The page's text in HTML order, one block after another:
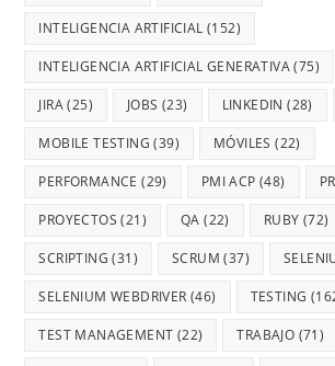
INTELIGENCIA ARTIFICIAL (152)
INTELIGENCIA ARTIFICIAL GENERATIVA(75)
JIRA(25) JOBS (23) LINKEDIN (28)
MOBILE TESTING (39) MÓVILES (22)
PERFORMANCE (29) PMI ACP (48)
PROYECTOS (21) QA (22) RUBY (72)
SCRIPTING (31) SCRUM (37)
SELENIUM WEBDRIVER (46) TESTING
TEST MANAGEMENT (22) TRABAJO (71)